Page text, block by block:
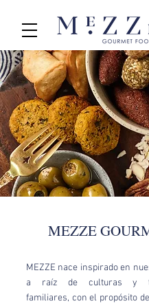
MEZZE
MEZZE nace inspirado en
a raíz de culturas y
familiares, con el propósito